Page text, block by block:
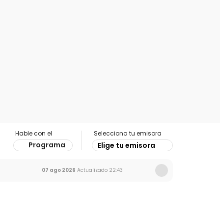
Hable con el
Programa
Selecciona tu emisora
Elige tu emisora
07 ago 2026 Actualizado 22:43